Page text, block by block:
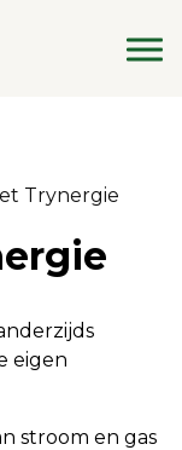
Trynergie
eigen
stroom en gas